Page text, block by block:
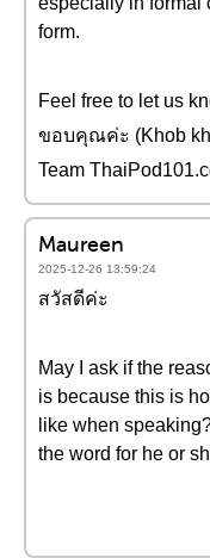
form.
Feel free to let us
ขอบคุณค่ะ (Khob
Team
Maureen
2025-12-26 13:59:24
สวัสดีค่ะ
May I ask if the
is because this is
like when
the word for he or